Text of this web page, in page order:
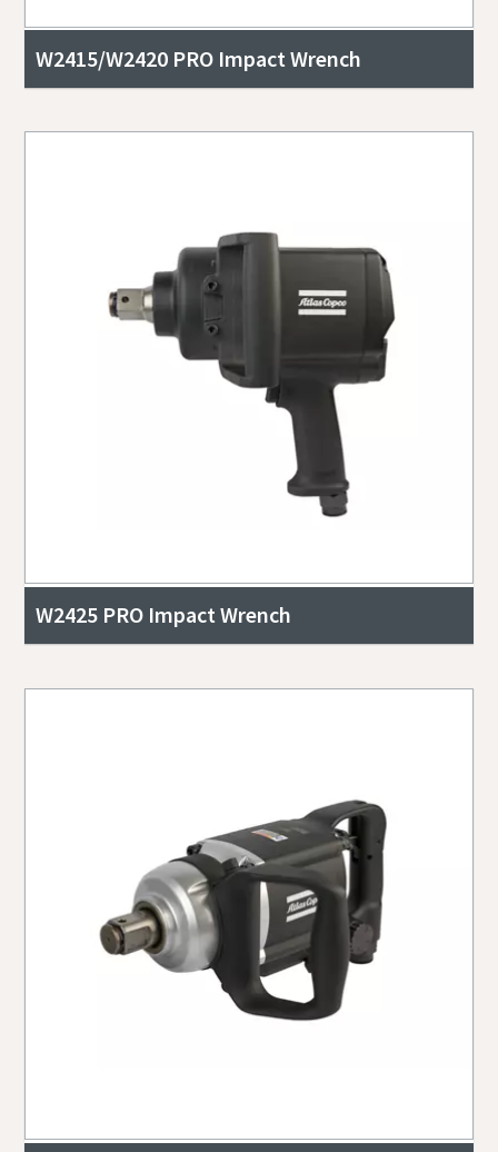
W2415/W2420 PRO Impact Wrench
W2425 PRO Impact Wrench